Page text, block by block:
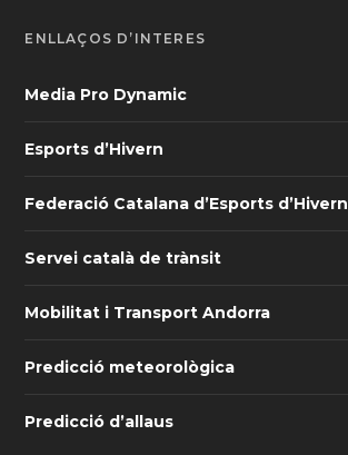
ENLLAÇOS D’INTERÈS
Media Pro Dynamic
Esports d’Hivern
Federació Catalana d’Esports d’Hivern
Servei català de trànsit
Mobilitat i Transport Andorra
Predicció meteorològica
Predicció d’allaus